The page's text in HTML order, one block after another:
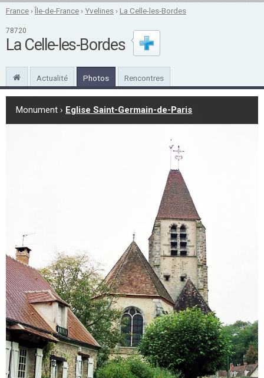
France ›Île-de-France ›Yvelines ›La Celle-les-Bordes
78720
La Celle-les-Bordes
Actualité Photos Rencontres
Monument › Eglise Saint-Germain-de-Paris